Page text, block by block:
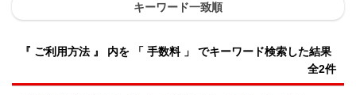
キーワード一致順
『 ご利用方法 』 内を 「 手数料 」 でキーワード検索した結果
全2件